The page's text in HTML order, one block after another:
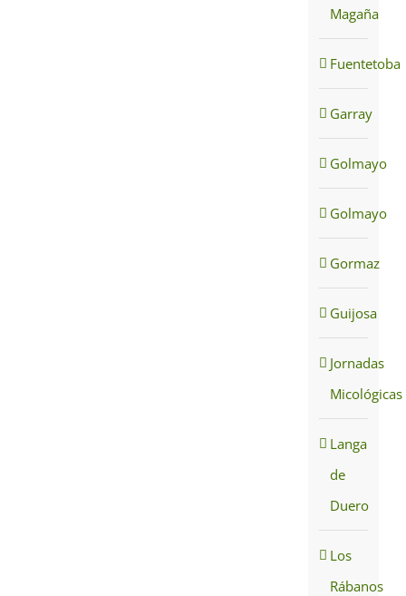
Magaña
Fuentetoba
Garray
Golmayo
Golmayo
Gormaz
Guijosa
Jornadas
Micológicas
Langa
de
Duero
Los
Rábanos